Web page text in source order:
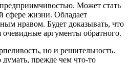
Может стать
сфере жизни. Обладает
нравом. Будет доказывать, что
аргументы обратного.
но и решительность.
прежде чем что-то